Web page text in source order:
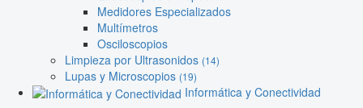
Medidores Especializados
Multímetros
Osciloscopios
Limpieza por Ultrasonidos (14)
Lupas y Microscopios (19)
Informática y Conectividad